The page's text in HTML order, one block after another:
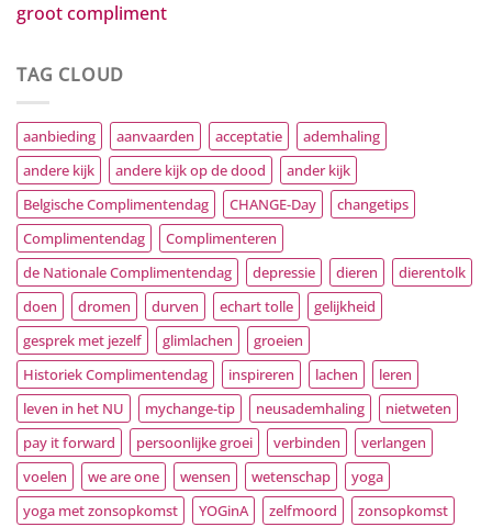
groot compliment
TAG CLOUD
aanbieding aanvaarden acceptatie
ademhaling
andere kijk
andere kijk op de dood
ander kijk
Belgische Complimentendag
CHANGE-Day
changetips
Complimentendag
Complimenteren
de Nationale Complimentendag
depressie dieren
dierentolk
doen
dromen durven echart tolle
gelijkheid
gesprek met jezelf
glimlachen
groeien
Historiek Complimentendag
inspireren lachen
leren
leven in het NU
mychange-tip neusademhaling
nietweten
pay it forward
persoonlijke groei verbinden
verlangen
voelen
we are one wensen wetenschap
yoga
yoga met zonsopkomst
YOGinA zelfmoord zonsopkomst